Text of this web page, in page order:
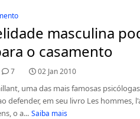
masculina
o casamento
7 02 Jan 2010
uma das mais famosas
defender, em seu livro Les hommes,
o a... Saiba mais